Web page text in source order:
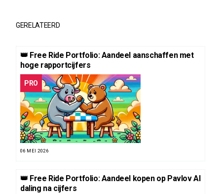
GERELATEERD
👑 Free Ride Portfolio: Aandeel aanschaffen met
hoge rapportcijfers
PRO
06 MEI 2026
👑 Free Ride Portfolio: Aandeel kopen op Pavlov AI
daling na cijfers